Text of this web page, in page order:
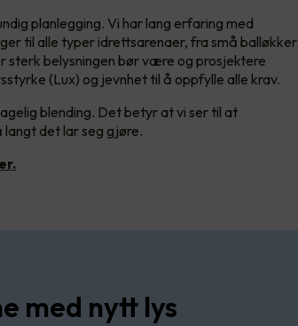
planlegging. Vi har lang erfaring med
til alle typer idrettsarenaer, fra små balløkker
sterk belysningen bør være og prosjektere
(Lux) og jevnhet til å oppfylle alle krav.
blending. Det betyr at vi ser til at
det lar seg gjøre.
med nytt lys